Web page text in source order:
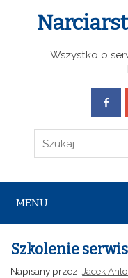
Wszystko o
MENU
Szkolenie
Napisany przez:Jacek